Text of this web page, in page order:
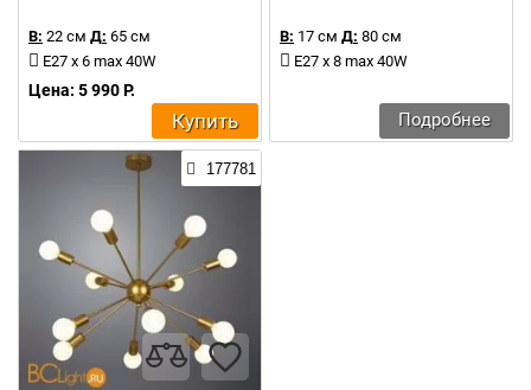
В: 22 см Д: 65 см
E27 x 6 max 40W
Цена: 5 990 Р.
Купить
В: 17 см Д: 80 см
E27 x 8 max 40W
Подробнее
177781